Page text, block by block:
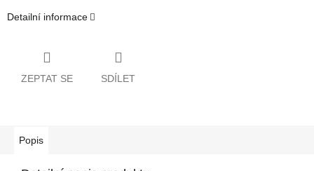
Detailní informace
ZEPTAT SE SDÍLET
Popis